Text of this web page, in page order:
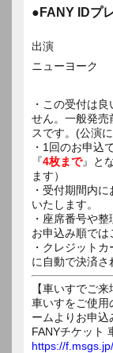
●FANY IDプ
出演
ニューヨーク
・この受付は
せん。一般発売
スです。(公演
・1回のお申込
『4枚まで』と
ます）
・受付期間内
いたします。
・座席番号や
お申込み順では
・クレジット
に自動で決済さ
【車いすでご来
車いすをご使用
ームよりお申込
FANYチケット
https://